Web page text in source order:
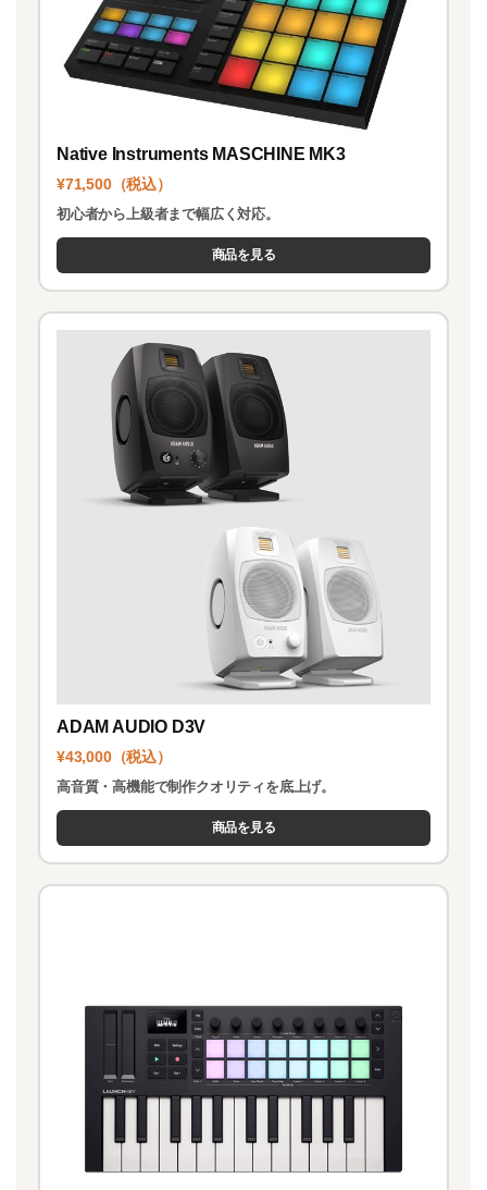
Native Instruments MASCHINE MK3
¥71,500（税込）
初心者から上級者まで幅広く対応。
商品を見る
ADAM AUDIO D3V
¥43,000（税込）
高音質・高機能で制作クオリティを底上げ。
商品を見る